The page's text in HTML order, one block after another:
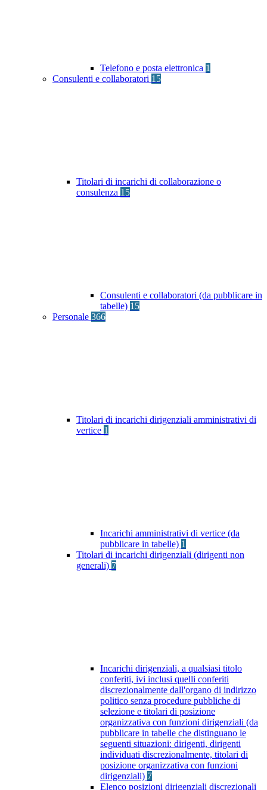
Telefono e posta elettronica 1
Consulenti e collaboratori 15
Titolari di incarichi di collaborazione o
consulenza 15
Consulenti e collaboratori (da pubblicare in
tabelle) 15
Personale 366
Titolari di incarichi dirigenziali amministrativi di
vertice 1
Incarichi amministrativi di vertice (da
pubblicare in tabelle) 1
Titolari di incarichi dirigenziali (dirigenti non
generali) 7
Incarichi dirigenziali, a qualsiasi titolo
conferiti, ivi inclusi quelli conferiti
discrezionalmente dall'organo di indirizzo
politico senza procedure pubbliche di
selezione e titolari di posizione
organizzativa con funzioni dirigenziali (da
pubblicare in tabelle che distinguano le
seguenti situazioni: dirigenti, dirigenti
individuati discrezionalmente, titolari di
posizione organizzativa con funzioni
dirigenziali) 7
Elenco posizioni dirigenziali discrezionali